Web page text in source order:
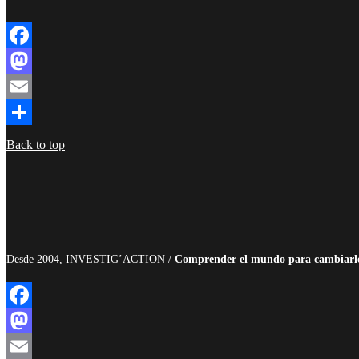
Facebook
Mastodon
Email
Compartir
Back to top
Desde 2004, INVESTIG’ACTION / Comprender el mundo para
Facebook
Mastodon